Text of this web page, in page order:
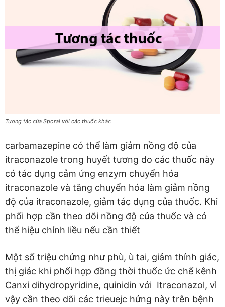
Tương tác của Sporal với các thuốc khác
carbamazepine có thể làm giảm nồng độ của
itraconazole trong huyết tương do các thuốc này
có tác dụng cảm ứng enzym chuyển hóa
itraconazole và tăng chuyển hóa làm giảm nồng
độ của itraconazole, giảm tác dụng của thuốc. Khi
phối hợp cần theo dõi nồng độ của thuốc và có
thể hiệu chỉnh liều nếu cần thiết
Một số triệu chứng như phù, ù tai, giảm thính giác,
thị giác khi phối hợp đồng thời thuốc ức chế kênh
Canxi dihydropyridine, quinidin với Itraconazol, vì
vậy cần theo dõi các trieuejc hứng này trên bệnh